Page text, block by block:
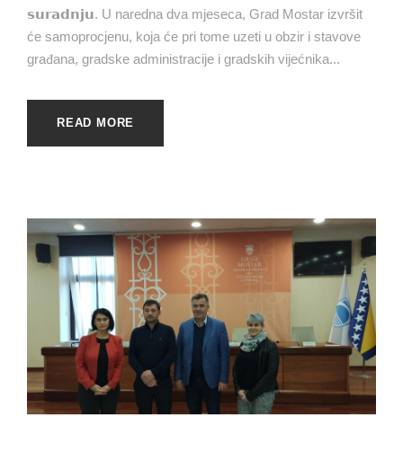
𝘀𝘂𝗿𝗮𝗱𝗻𝗷𝘂. U naredna dva mjeseca, Grad Mostar izvršit
će samoprocjenu, koja će pri tome uzeti u obzir i stavove
građana, gradske administracije i gradskih vijećnika...
READ MORE